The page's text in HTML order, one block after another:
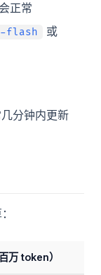
正常
flash 或
分钟内更新
万 token）